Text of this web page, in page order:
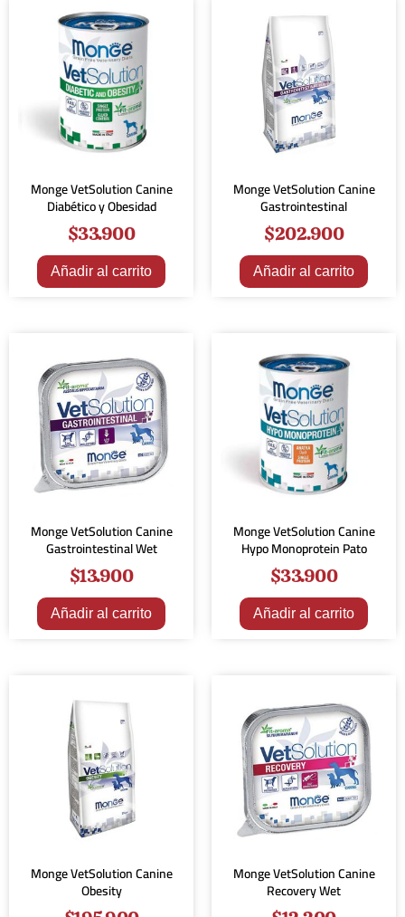
Monge VetSolution Canine
Diabético y Obesidad
$33.900
Añadir al carrito
Monge VetSolution Canine
Gastrointestinal
$202.900
Añadir al carrito
Monge VetSolution Canine
Gastrointestinal Wet
$13.900
Añadir al carrito
Monge VetSolution Canine
Hypo Monoprotein Pato
$33.900
Añadir al carrito
Monge VetSolution Canine
Obesity
Monge VetSolution Canine
Recovery Wet